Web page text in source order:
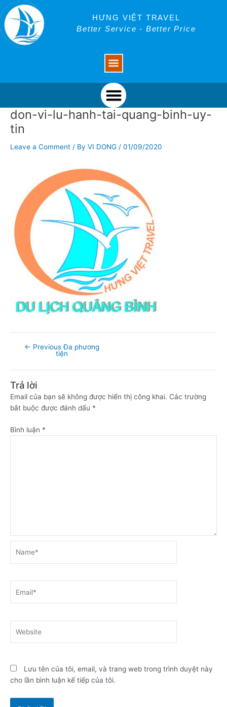
Skip
to
content
HƯNG VIỆT TRAVEL
Better Service - Better Price
Menu
don-vi-lu-hanh-tai-quang-binh-uy-
tin
Leave a Comment / By VI DONG / 01/09/2020
Post
navigation
← Previous Đa phương
tiện
Trả lời
Email của bạn sẽ không được hiển thị công khai. Các trường
bắt buộc được đánh dấu *
Bình luận *
Lưu tên của tôi, email, và trang web trong trình duyệt này
cho lần bình luận kế tiếp của tôi.